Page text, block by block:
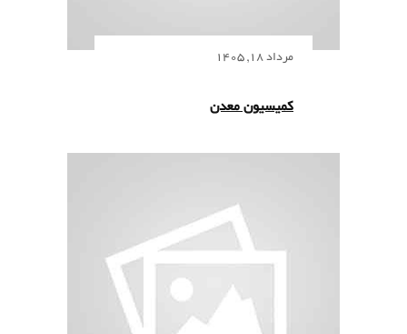
مرداد 18, 1405
کمیسیون معدن